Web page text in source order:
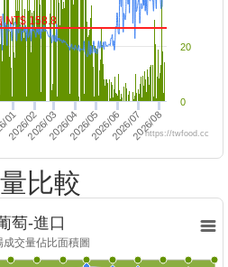
01
2026/022026/032026/042026/052026/062026/072026/08
0
20
https://twfood.cc
NT$ 158.8
比較
萄-進口
成交量佔比面積圖